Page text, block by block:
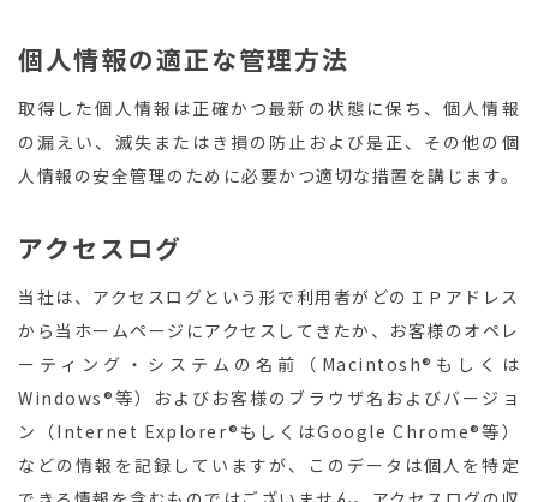
個人情報の適正な管理方法
取得した個人情報は正確かつ最新の状態に保ち、個人情報
の漏えい、滅失またはき損の防止および是正、その他の個
人情報の安全管理のために必要かつ適切な措置を講じます。
アクセスログ
当社は、アクセスログという形で利用者がどのＩＰアドレス
から当ホームページにアクセスしてきたか、お客様のオペレ
ーティング・システムの名前（Macintosh®もしくは
Windows®等）およびお客様のブラウザ名およびバージョ
ン（Internet Explorer®もしくはGoogle Chrome®等）
などの情報を記録していますが、このデータは個人を特定